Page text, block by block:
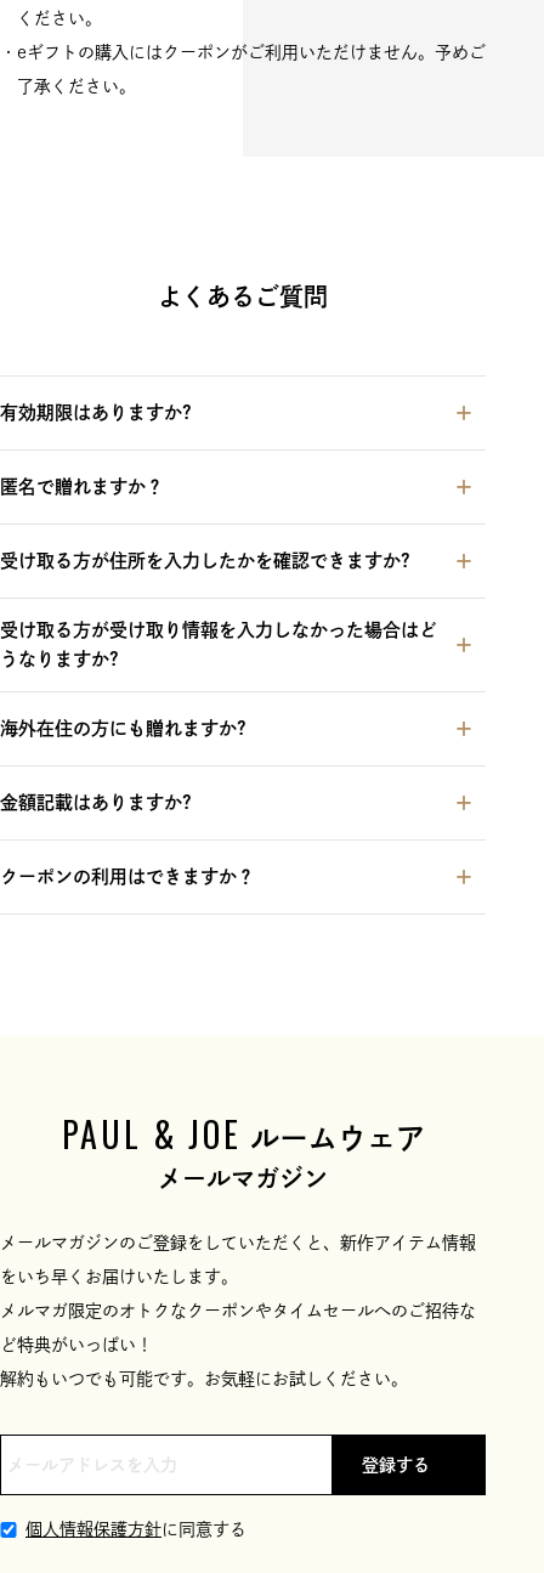
ください。
・eギフトの購入にはクーポンがご利用いただけません。予めご
了承ください。
よくあるご質問
有効期限はありますか?
匿名で贈れますか？
受け取る方が住所を入力したかを確認できますか?
受け取る方が受け取り情報を入力しなかった場合はど
うなりますか?
海外在住の方にも贈れますか?
金額記載はありますか?
クーポンの利用はできますか？
PAUL & JOE ルームウェア
メールマガジン
メールマガジンのご登録をしていただくと、新作アイテム情報
をいち早くお届けいたします。
メルマガ限定のオトクなクーポンやタイムセールへのご招待な
ど特典がいっぱい！
解約もいつでも可能です。お気軽にお試しください。
登録する
個人情報保護方針に同意する